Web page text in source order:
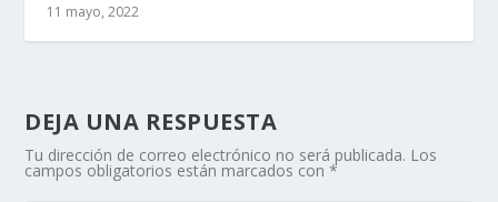
11 mayo, 2022
DEJA UNA RESPUESTA
Tu dirección de correo electrónico no será publicada. Los
campos obligatorios están marcados con*